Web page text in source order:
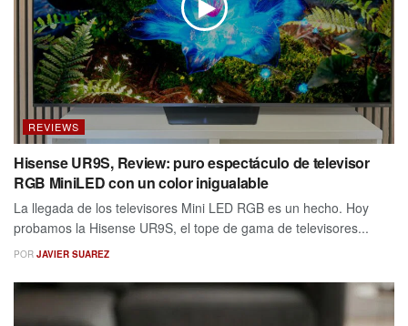
REVIEWS
Hisense UR9S, Review: puro espectáculo de televisor
RGB MiniLED con un color inigualable
La llegada de los televisores Mini LED RGB es un hecho. Hoy
probamos la Hisense UR9S, el tope de gama de televisores...
POR JAVIER SUAREZ